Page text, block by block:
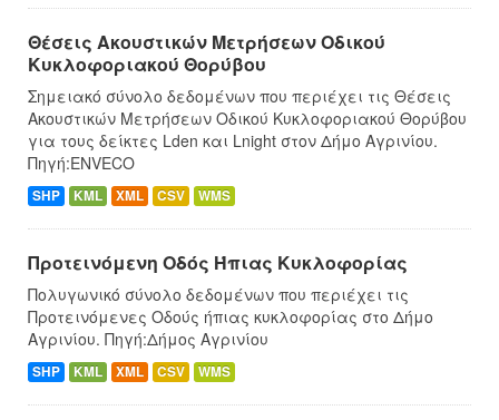
Θέσεις Ακουστικών Μετρήσεων Οδικού
Κυκλοφοριακού Θορύβου
Σημειακό σύνολο δεδομένων που περιέχει τις Θέσεις
Ακουστικών Μετρήσεων Οδικού Κυκλοφοριακού Θορύβου
για τους δείκτες Lden και Lnight στον Δήμο Αγρινίου.
Πηγή:ENVECO
SHP KML XML CSV WMS
Προτεινόμενη Οδός Ήπιας Κυκλοφορίας
Πολυγωνικό σύνολο δεδομένων που περιέχει τις
Προτεινόμενες Οδούς ήπιας κυκλοφορίας στο Δήμο
Αγρινίου. Πηγή:Δήμος Αγρινίου
SHP KML XML CSV WMS